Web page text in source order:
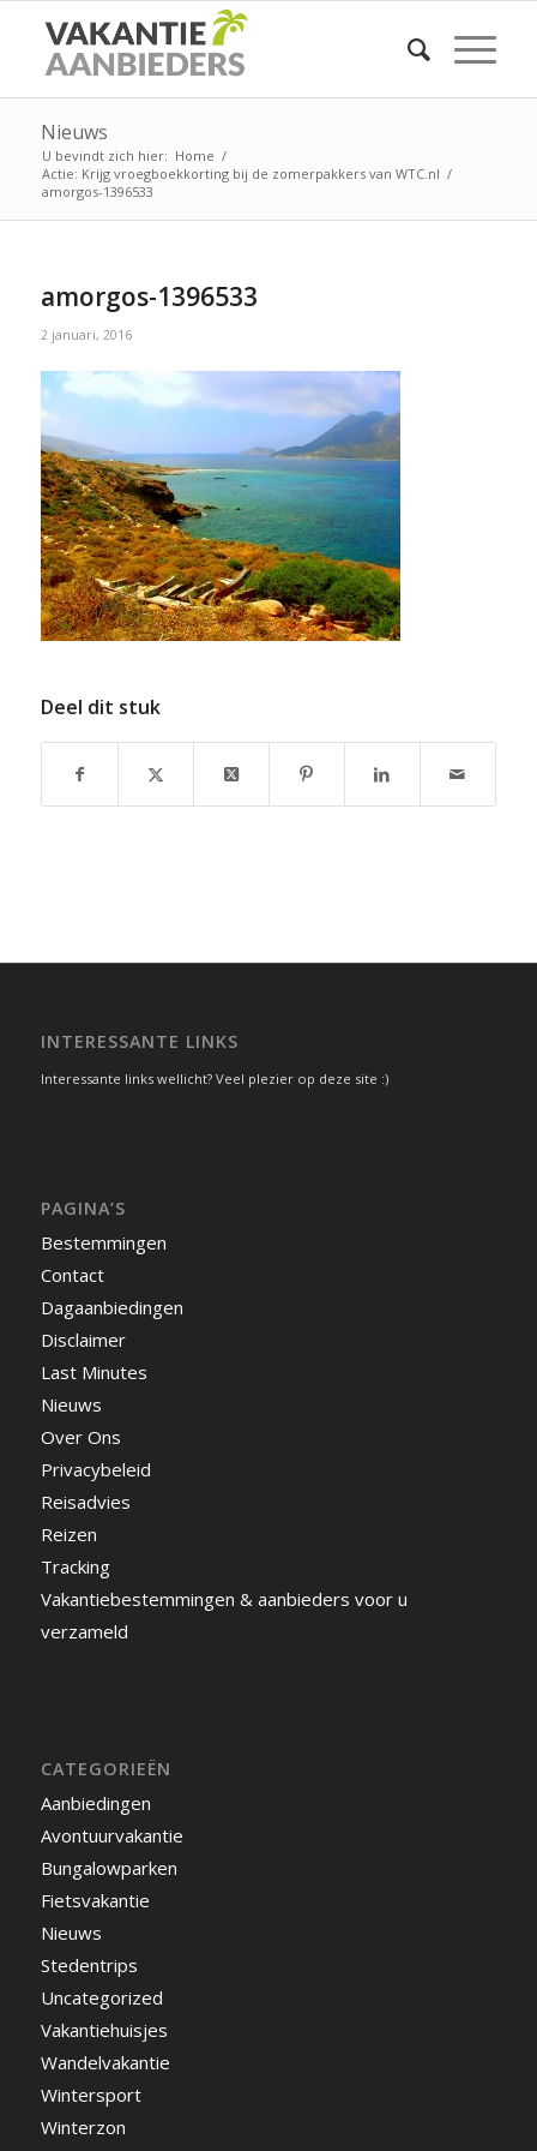
Nieuws
U bevindt zich hier: Home /
Actie: Krijg vroegboekkorting bij de zomerpakkers van WTC.nl /
amorgos-1396533
amorgos-1396533
2 januari, 2016
Deel dit stuk
INTERESSANTE LINKS
Interessante links wellicht? Veel plezier op deze site :)
PAGINA’S
Bestemmingen
Contact
Dagaanbiedingen
Disclaimer
Last Minutes
Nieuws
Over Ons
Privacybeleid
Reisadvies
Reizen
Tracking
Vakantiebestemmingen & aanbieders voor u
verzameld
CATEGORIEËN
Aanbiedingen
Avontuurvakantie
Bungalowparken
Fietsvakantie
Nieuws
Stedentrips
Uncategorized
Vakantiehuisjes
Wandelvakantie
Wintersport
Winterzon